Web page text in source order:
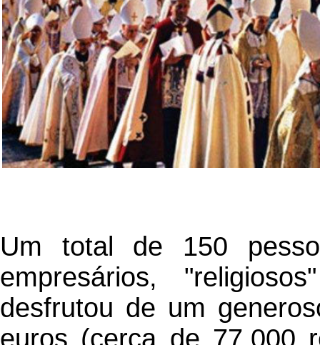
Um total de 150
empresários,
desfrutou de um
euros (cerca de 77.000